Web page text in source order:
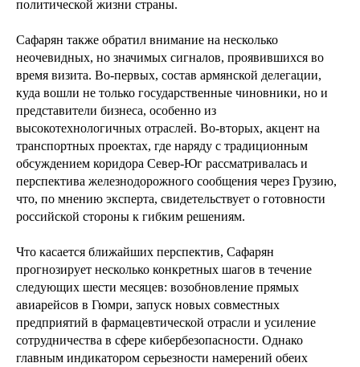
политической жизни страны.
Сафарян также обратил внимание на несколько
неочевидных, но значимых сигналов, проявившихся во
время визита. Во-первых, состав армянской делегации,
куда вошли не только государственные чиновники, но и
представители бизнеса, особенно из
высокотехнологичных отраслей. Во-вторых, акцент на
транспортных проектах, где наряду с традиционным
обсуждением коридора Север-Юг рассматривалась и
перспектива железнодорожного сообщения через Грузию,
что, по мнению эксперта, свидетельствует о готовности
российской стороны к гибким решениям.
Что касается ближайших перспектив, Сафарян
прогнозирует несколько конкретных шагов в течение
следующих шести месяцев: возобновление прямых
авиарейсов в Гюмри, запуск новых совместных
предприятий в фармацевтической отрасли и усиление
сотрудничества в сфере кибербезопасности. Однако
главным индикатором серьезности намерений обеих